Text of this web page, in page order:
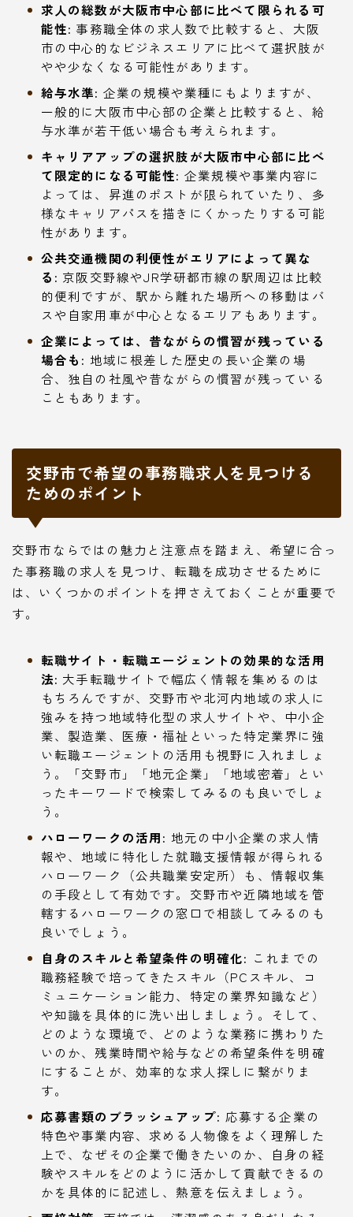
求人の総数が大阪市中心部に比べて限られる可
能性: 事務職全体の求人数で比較すると、大阪
市の中心的なビジネスエリアに比べて選択肢が
やや少なくなる可能性があります。
給与水準: 企業の規模や業種にもよりますが、
一般的に大阪市中心部の企業と比較すると、給
与水準が若干低い場合も考えられます。
キャリアアップの選択肢が大阪市中心部に比べ
て限定的になる可能性: 企業規模や事業内容に
よっては、昇進のポストが限られていたり、多
様なキャリアパスを描きにくかったりする可能
性があります。
公共交通機関の利便性がエリアによって異な
る: 京阪交野線やJR学研都市線の駅周辺は比較
的便利ですが、駅から離れた場所への移動はバ
スや自家用車が中心となるエリアもあります。
企業によっては、昔ながらの慣習が残っている
場合も: 地域に根差した歴史の長い企業の場
合、独自の社風や昔ながらの慣習が残っている
こともあります。
交野市で希望の事務職求人を見つける
ためのポイント
交野市ならではの魅力と注意点を踏まえ、希望に合っ
た事務職の求人を見つけ、転職を成功させるために
は、いくつかのポイントを押さえておくことが重要で
す。
転職サイト・転職エージェントの効果的な活用
法: 大手転職サイトで幅広く情報を集めるのは
もちろんですが、交野市や北河内地域の求人に
強みを持つ地域特化型の求人サイトや、中小企
業、製造業、医療・福祉といった特定業界に強
い転職エージェントの活用も視野に入れましょ
う。「交野市」「地元企業」「地域密着」とい
ったキーワードで検索してみるのも良いでしょ
う。
ハローワークの活用: 地元の中小企業の求人情
報や、地域に特化した就職支援情報が得られる
ハローワーク（公共職業安定所）も、情報収集
の手段として有効です。交野市や近隣地域を管
轄するハローワークの窓口で相談してみるのも
良いでしょう。
自身のスキルと希望条件の明確化: これまでの
職務経験で培ってきたスキル（PCスキル、コ
ミュニケーション能力、特定の業界知識など）
や知識を具体的に洗い出しましょう。そして、
どのような環境で、どのような業務に携わりた
いのか、残業時間や給与などの希望条件を明確
にすることが、効率的な求人探しに繋がりま
す。
応募書類のブラッシュアップ: 応募する企業の
特色や事業内容、求める人物像をよく理解した
上で、なぜその企業で働きたいのか、自身の経
験やスキルをどのように活かして貢献できるの
かを具体的に記述し、熱意を伝えましょう。